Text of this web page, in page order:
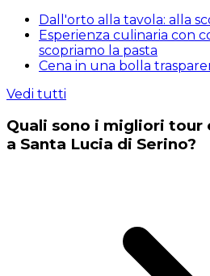
Dall'orto alla tavola: alla
Esperienza culinaria con
scopriamo la pasta
Cena in una bolla
Vedi tutti
Quali sono i migliori
a Santa Lucia di Serino?